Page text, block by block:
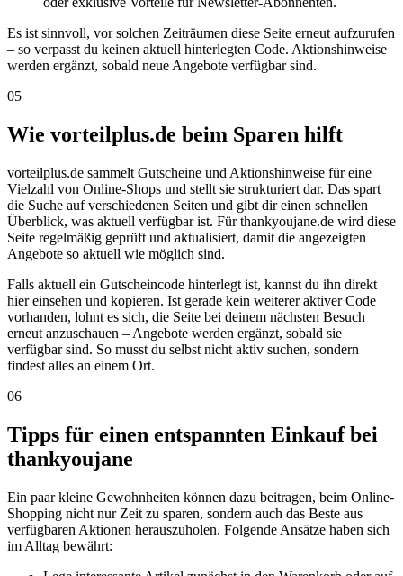
Es ist sinnvoll, vor solchen Zeiträumen diese Seite erneut aufzurufen
– so verpasst du keinen aktuell hinterlegten Code. Aktionshinweise
werden ergänzt, sobald neue Angebote verfügbar sind.
05
Wie vorteilplus.de beim Sparen hilft
vorteilplus.de sammelt Gutscheine und Aktionshinweise für eine
Vielzahl von Online-Shops und stellt sie strukturiert dar. Das spart
die Suche auf verschiedenen Seiten und gibt dir einen schnellen
Überblick, was aktuell verfügbar ist. Für thankyoujane.de wird diese
Seite regelmäßig geprüft und aktualisiert, damit die angezeigten
Angebote so aktuell wie möglich sind.
Falls aktuell ein Gutscheincode hinterlegt ist, kannst du ihn direkt
hier einsehen und kopieren. Ist gerade kein weiterer aktiver Code
vorhanden, lohnt es sich, die Seite bei deinem nächsten Besuch
erneut anzuschauen – Angebote werden ergänzt, sobald sie
verfügbar sind. So musst du selbst nicht aktiv suchen, sondern
findest alles an einem Ort.
06
Tipps für einen entspannten Einkauf bei
thankyoujane
Ein paar kleine Gewohnheiten können dazu beitragen, beim Online-
Shopping nicht nur Zeit zu sparen, sondern auch das Beste aus
verfügbaren Aktionen herauszuholen. Folgende Ansätze haben sich
im Alltag bewährt: